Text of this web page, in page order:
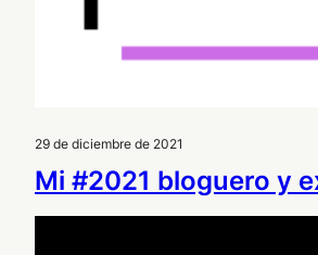
29 de diciembre de 2021
Mi #2021 bloguero y